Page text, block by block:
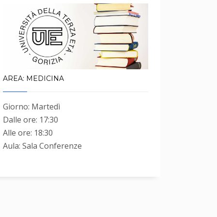
AREA: MEDICINA
Giorno: Martedì
Dalle ore: 17:30
Alle ore: 18:30
Aula: Sala Conferenze